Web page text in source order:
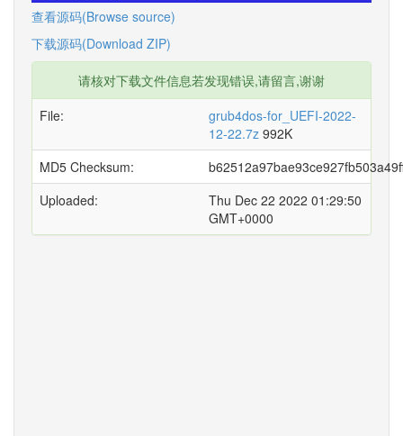
查看源码(Browse source)
下载源码(Download ZIP)
请核对下载文件信息若发现错误,请留言,谢谢
File:
grub4dos-for_UEFI-2022-
12-22.7z 992K
MD5 Checksum:
Uploaded:
Thu Dec 22 2022 01:29:50
GMT+0000